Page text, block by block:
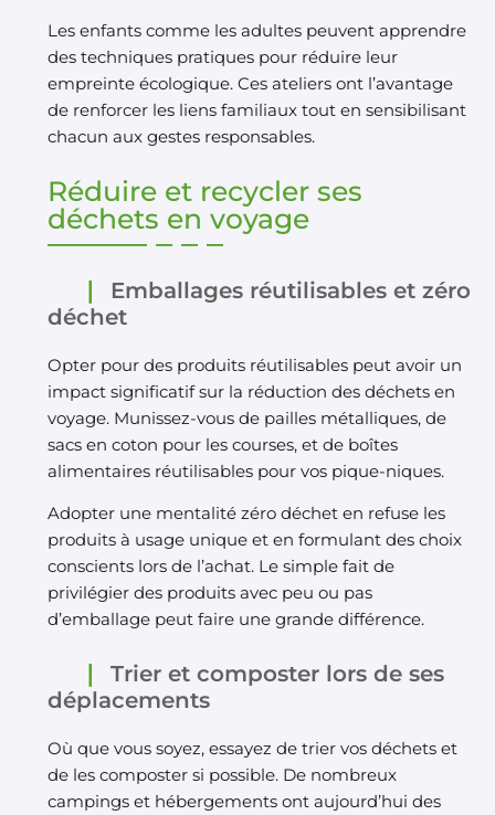
Les enfants comme les adultes peuvent apprendre
des techniques pratiques pour réduire leur
empreinte écologique. Ces ateliers ont l’avantage
de renforcer les liens familiaux tout en sensibilisant
chacun aux gestes responsables.
Réduire et recycler ses
déchets en voyage
Emballages réutilisables et zéro
déchet
Opter pour des produits réutilisables peut avoir un
impact significatif sur la réduction des déchets en
voyage. Munissez-vous de pailles métalliques, de
sacs en coton pour les courses, et de boîtes
alimentaires réutilisables pour vos pique-niques.
Adopter une mentalité zéro déchet en refuse les
produits à usage unique et en formulant des choix
conscients lors de l’achat. Le simple fait de
privilégier des produits avec peu ou pas
d’emballage peut faire une grande différence.
Trier et composter lors de ses
déplacements
Où que vous soyez, essayez de trier vos déchets et
de les composter si possible. De nombreux
campings et hébergements ont aujourd’hui des